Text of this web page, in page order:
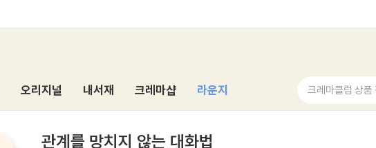
오리지널 내서재 크레마샵 라운지 크레마클럽 상품
관계를 망치지 않는 대화법